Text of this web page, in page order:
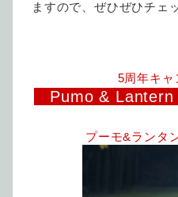
ますので、ぜひぜひチェ
5周年キャ
Pumo & Lantern
プーモ&ランタ